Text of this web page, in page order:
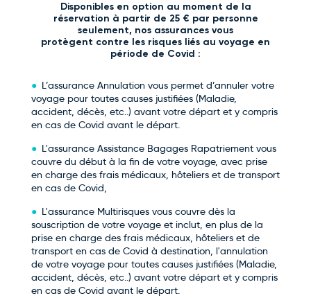
Disponibles en option au moment de la
réservation à partir de 25 € par personne
seulement, nos assurances vous
protègent contre les risques liés au voyage en
période de Covid :
L’assurance Annulation vous permet d’annuler votre
voyage pour toutes causes justifiées (Maladie,
accident, décès, etc..) avant votre départ et y compris
en cas de Covid avant le départ.
L'assurance Assistance Bagages Rapatriement vous
couvre du début à la fin de votre voyage, avec prise
en charge des frais médicaux, hôteliers et de transport
en cas de Covid,
L'assurance Multirisques vous couvre dès la
souscription de votre voyage et inclut, en plus de la
prise en charge des frais médicaux, hôteliers et de
transport en cas de Covid à destination, l'annulation
de votre voyage pour toutes causes justifiées (Maladie,
accident, décès, etc..) avant votre départ et y compris
en cas de Covid avant le départ.